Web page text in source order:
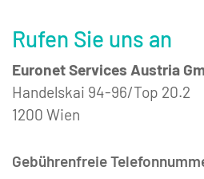
Rufen Sie uns an
Euronet Services Austria
Handelskai 94-96/Top 20.2
1200 Wien
Gebührenfreie